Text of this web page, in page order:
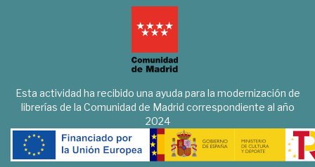
Esta actividad ha recibido una ayuda para la modernización de
librerías de la Comunidad de Madrid correspondiente al año
2024